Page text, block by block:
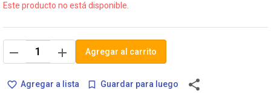
Este producto no está disponible.
remove add Agregar al carrito
favorite_border Agregar a lista bookmark_border Guardar para luego share